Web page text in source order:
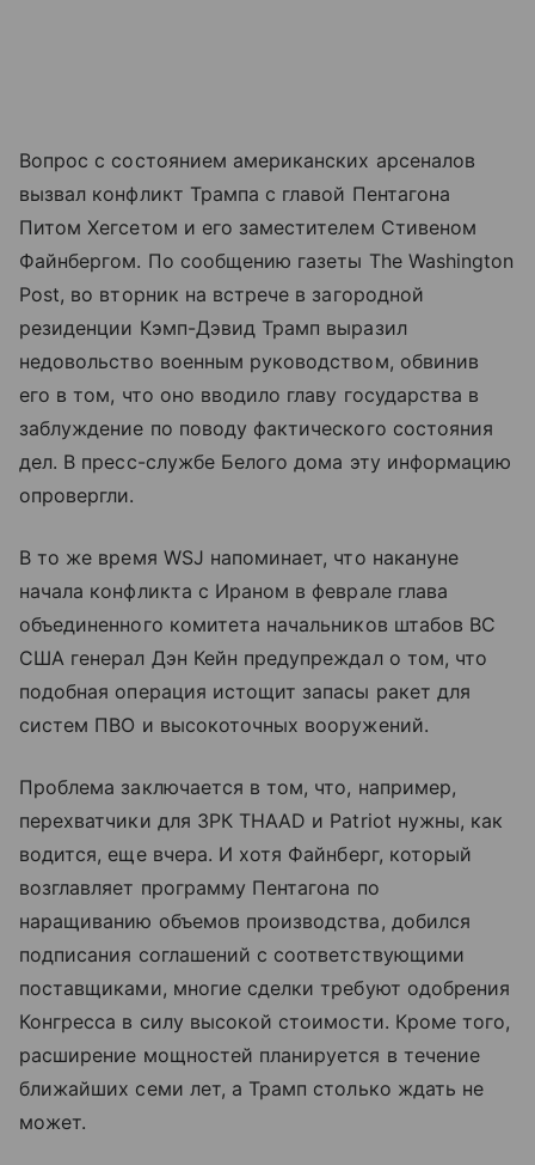
Вопрос с состоянием американских арсеналов
вызвал конфликт Трампа с главой Пентагона
Питом Хегсетом и его заместителем Стивеном
Файнбергом. По сообщению газеты The Washington
Post, во вторник на встрече в загородной
резиденции Кэмп-Дэвид Трамп выразил
недовольство военным руководством, обвинив
его в том, что оно вводило главу государства в
заблуждение по поводу фактического состояния
дел. В пресс-службе Белого дома эту информацию
опровергли.
В то же время WSJ напоминает, что накануне
начала конфликта с Ираном в феврале глава
объединенного комитета начальников штабов ВС
США генерал Дэн Кейн предупреждал о том, что
подобная операция истощит запасы ракет для
систем ПВО и высокоточных вооружений.
Проблема заключается в том, что, например,
перехватчики для ЗРК THAAD и Patriot нужны, как
водится, еще вчера. И хотя Файнберг, который
возглавляет программу Пентагона по
наращиванию объемов производства, добился
подписания соглашений с соответствующими
поставщиками, многие сделки требуют одобрения
Конгресса в силу высокой стоимости. Кроме того,
расширение мощностей планируется в течение
ближайших семи лет, а Трамп столько ждать не
может.